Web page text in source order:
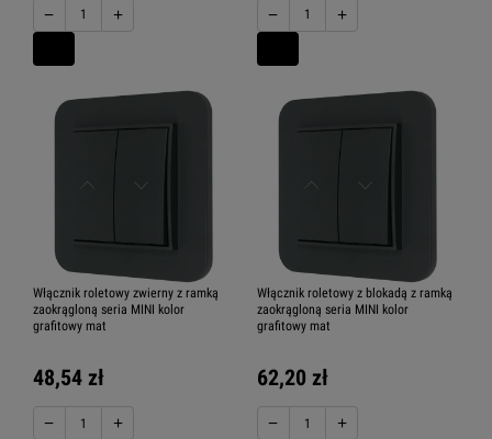
− + − +
Włącznik roletowy zwierny z ramką
zaokrągloną seria MINI kolor
grafitowy mat
48,54 zł
− +
Włącznik roletowy z blokadą z ramką
zaokrągloną seria MINI kolor
grafitowy mat
62,20 zł
− +